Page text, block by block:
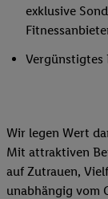
exklusive
Vergünstigtes
Wir legen Wert
Mit attraktiven
auf Zutrauen,
unabhängig vom